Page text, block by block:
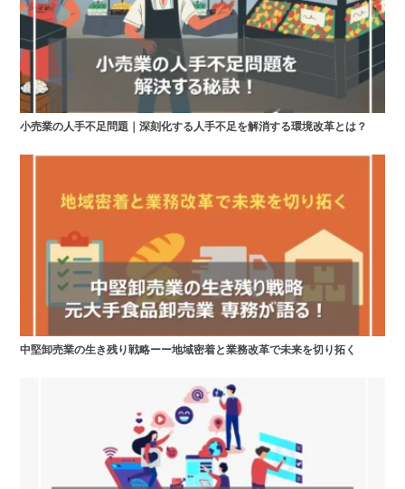
小売業の人手不足問題｜深刻化する人手不足を解消する環境改革とは？
中堅卸売業の生き残り戦略ーー地域密着と業務改革で未来を切り拓く